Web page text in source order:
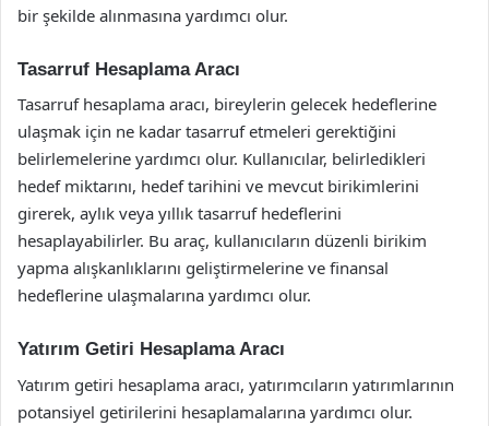
bir şekilde alınmasına yardımcı olur.
Tasarruf Hesaplama Aracı
Tasarruf hesaplama aracı, bireylerin gelecek hedeflerine
ulaşmak için ne kadar tasarruf etmeleri gerektiğini
belirlemelerine yardımcı olur. Kullanıcılar, belirledikleri
hedef miktarını, hedef tarihini ve mevcut birikimlerini
girerek, aylık veya yıllık tasarruf hedeflerini
hesaplayabilirler. Bu araç, kullanıcıların düzenli birikim
yapma alışkanlıklarını geliştirmelerine ve finansal
hedeflerine ulaşmalarına yardımcı olur.
Yatırım Getiri Hesaplama Aracı
Yatırım getiri hesaplama aracı, yatırımcıların yatırımlarının
potansiyel getirilerini hesaplamalarına yardımcı olur.